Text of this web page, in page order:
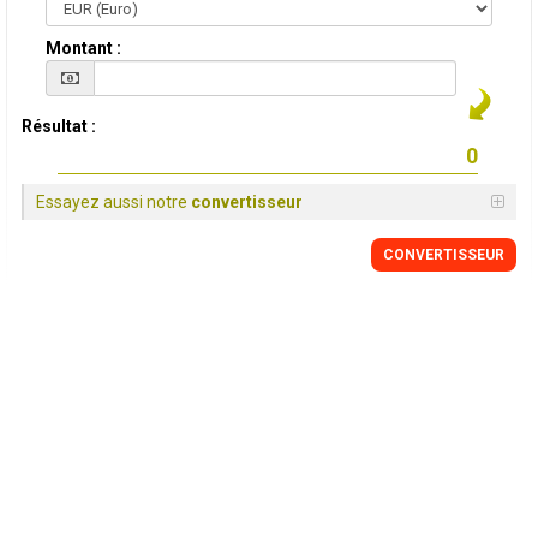
Montant :
Résultat :
Essayez aussi notre convertisseur
CONVERTISSEUR